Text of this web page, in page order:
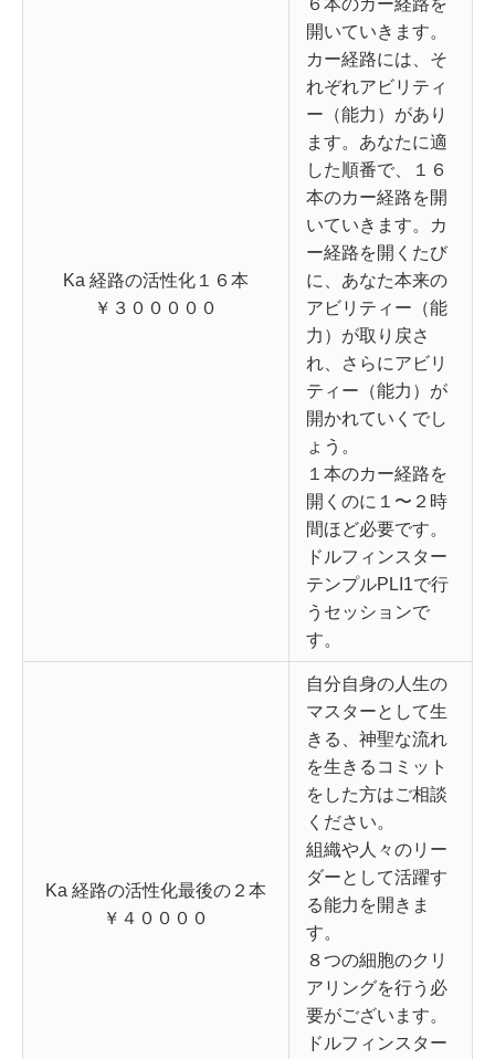
Ka 経路の活性化１６本
￥３０００００
開いていきます。
カー経路には、そ
れぞれアビリティ
ー（能力）があり
ます。あなたに適
した順番で、１６
本のカー経路を開
いていきます。カ
ー経路を開くたび
に、あなた本来の
アビリティー（能
力）が取り戻さ
れ、さらにアビリ
ティー（能力）が
開かれていくでし
ょう。
１本のカー経路を
開くのに１〜２時
間ほど必要です。
ドルフィンスター
テンプルPLI1で行
うセッションで
す。
Ka 経路の活性化最後の２本
￥４００００
自分自身の人生の
マスターとして生
きる、神聖な流れ
を生きるコミット
をした方はご相談
ください。
組織や人々のリー
ダーとして活躍す
る能力を開きま
す。
８つの細胞のクリ
アリングを行う必
要がございます。
ドルフィンスター